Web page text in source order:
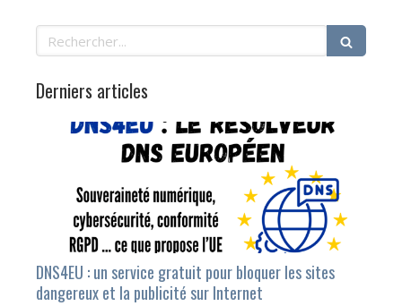
Rechercher
Derniers articles
DNS4EU : un service gratuit pour bloquer les sites
dangereux et la publicité sur Internet